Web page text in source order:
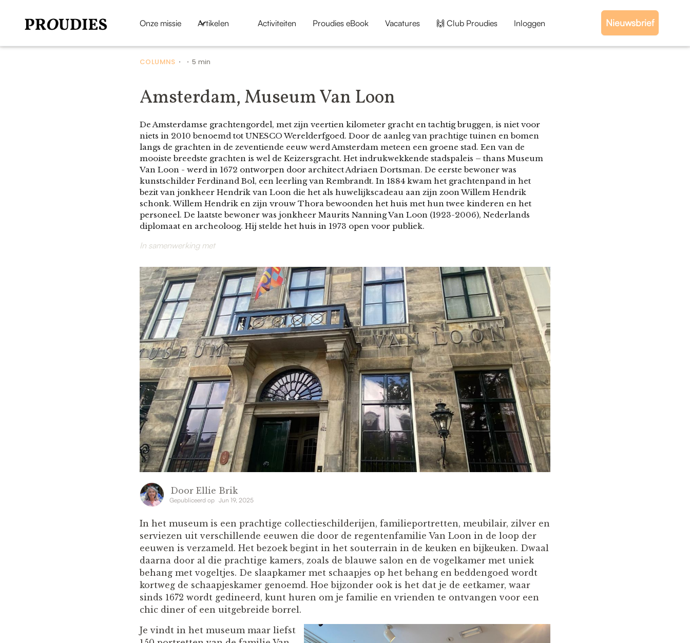
Onze missie Artikelen Activiteiten Proudies eBook Vacatures 🙌 Club Proudies Inloggen Nieuwsbrief
COLUMNS • • 5 min
Amsterdam, Museum Van Loon
De Amsterdamse grachtengordel, met zijn veertien kilometer gracht en tachtig bruggen, is niet voor
niets in 2010 benoemd tot UNESCO Werelderfgoed. Door de aanleg van prachtige tuinen en bomen
langs de grachten in de zeventiende eeuw werd Amsterdam meteen een groene stad. Een van de
mooiste breedste grachten is wel de Keizersgracht. Het indrukwekkende stadspaleis – thans Museum
Van Loon - werd in 1672 ontworpen door architect Adriaen Dortsman. De eerste bewoner was
kunstschilder Ferdinand Bol, een leerling van Rembrandt. In 1884 kwam het grachtenpand in het
bezit van jonkheer Hendrik van Loon die het als huwelijkscadeau aan zijn zoon Willem Hendrik
schonk. Willem Hendrik en zijn vrouw Thora bewoonden het huis met hun twee kinderen en het
personeel. De laatste bewoner was jonkheer Maurits Nanning Van Loon (1923-2006), Nederlands
diplomaat en archeoloog. Hij stelde het huis in 1973 open voor publiek.
In samenwerking met
Door Ellie Brik
Gepubliceerd op Jun 19, 2025
In het museum is een prachtige collectieschilderijen, familieportretten, meubilair, zilver en
serviezen uit verschillende eeuwen die door de regentenfamilie Van Loon in de loop der
eeuwen is verzameld. Het bezoek begint in het souterrain in de keuken en bijkeuken. Dwaal
daarna door al die prachtige kamers, zoals de blauwe salon en de vogelkamer met uniek
behang met vogeltjes. De slaapkamer met schaapjes op het behang en beddengoed wordt
kortweg de schaapjeskamer genoemd. Hoe bijzonder ook is het dat je de eetkamer, waar
sinds 1672 wordt gedineerd, kunt huren om je familie en vrienden te ontvangen voor een
chic diner of een uitgebreide borrel.
Je vindt in het museum maar liefst